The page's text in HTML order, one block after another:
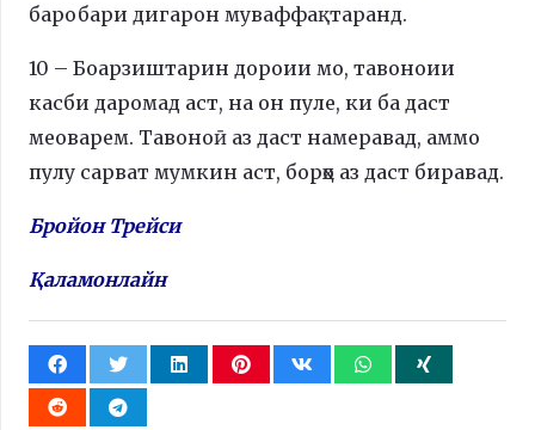
баробари дигарон муваффақтаранд.
10 – Боарзиштарин дороии мо, тавоноии
касби даромад аст, на он пуле, ки ба даст
меоварем. Тавоноӣ аз даст намеравад, аммо
пулу сарват мумкин аст, борҳо аз даст биравад.
Бройон Трейси
Қаламонлайн